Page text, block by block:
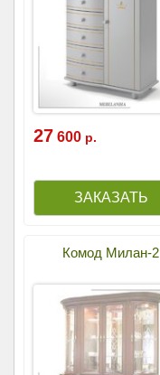
27 600 р.
Комод Милан-2